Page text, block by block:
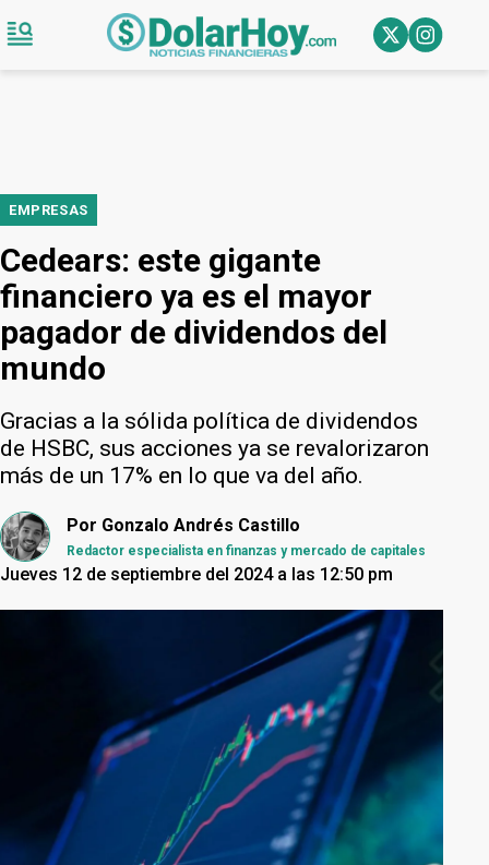
EMPRESAS
Cedears: este gigante
financiero ya es el mayor
pagador de dividendos del
mundo
Gracias a la sólida política de dividendos
de HSBC, sus acciones ya se revalorizaron
más de un 17% en lo que va del año.
Por Gonzalo Andrés Castillo
Redactor especialista en finanzas y mercado de capitales
Jueves 12 de septiembre del 2024 a las 12:50 pm